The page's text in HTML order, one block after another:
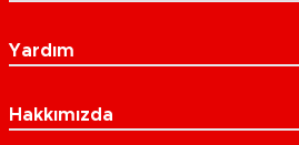
Yardım
Hakkımızda